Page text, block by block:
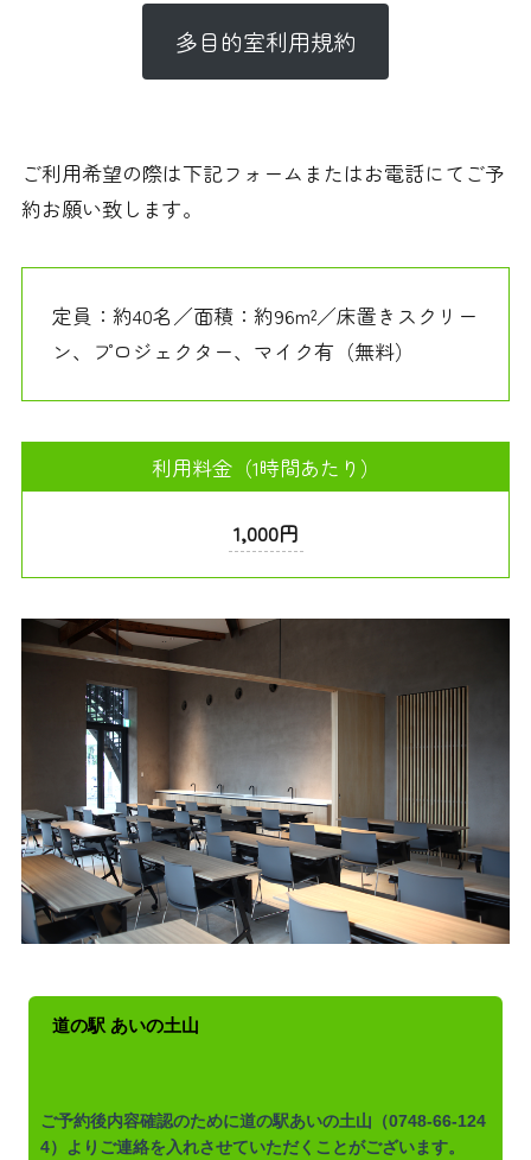
多目的室利用規約
ご利用希望の際は下記フォームまたはお電話にてご予
約お願い致します。
定員：約40名／面積：約96m²／床置きスクリー
ン、プロジェクター、マイク有（無料）
利用料金（1時間あたり）
1,000円